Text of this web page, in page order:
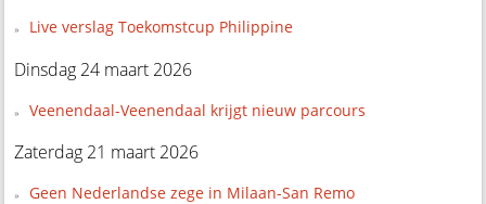
Live verslag Toekomstcup Philippine
Dinsdag 24 maart 2026
Veenendaal-Veenendaal krijgt nieuw parcours
Zaterdag 21 maart 2026
Geen Nederlandse zege in Milaan-San Remo